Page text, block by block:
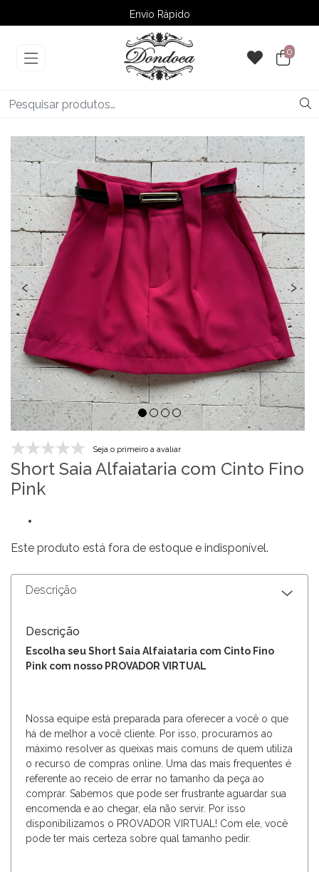
Envio Rápido
➚ Ofertas– Até 60% OFF
0
‹ ›
Seja o primeiro a avaliar
Short Saia Alfaiataria com Cinto Fino
Pink
Este produto está fora de estoque e indisponível.
Descrição
Descrição
Escolha seu Short Saia Alfaiataria com Cinto Fino
Pink com nosso PROVADOR VIRTUAL
Nossa equipe está preparada para oferecer a você o que
há de melhor a você cliente. Por isso, procuramos ao
máximo resolver as queixas mais comuns de quem utiliza
o recurso de compras online. Uma das mais frequentes é
referente ao receio de errar no tamanho da peça ao
comprar. Sabemos que pode ser frustrante aguardar sua
encomenda e ao chegar, ela não servir. Por isso
disponibilizamos o PROVADOR VIRTUAL! Com ele, você
pode ter mais certeza sobre qual tamanho pedir.